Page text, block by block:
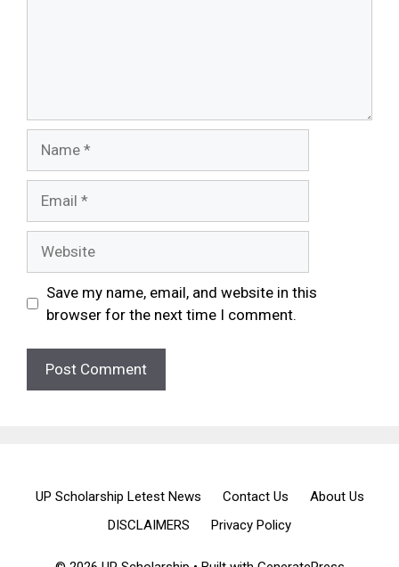
Save my name, email, and website in this
browser for the next time I comment.
UP Scholarship Letest News Contact Us
About Us
DISCLAIMERS
Privacy Policy